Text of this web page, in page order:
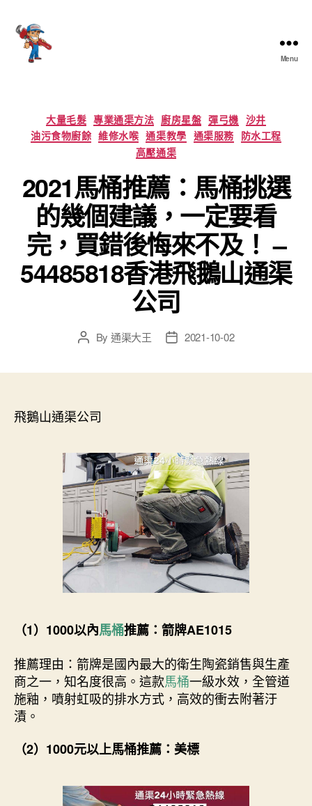
Menu
Categories
大量毛髮 專業通渠方法 廚房星盤 彈弓機 沙井
油污食物廚餘 維修水喉 通渠教學 通渠服務 防水工程
高壓通渠
2021馬桶推薦：馬桶挑選
的幾個建議，一定要看
完，買錯後悔來不及！ –
54485818香港飛鵝山通渠
公司
PostBy 通渠大王
Post2021-10-02
飛鵝山通渠公司
（1）1000以內馬桶推薦：箭牌AE1015
推薦理由：箭牌是國內最大的衛生陶瓷銷售與生產
商之一，知名度很高。這款馬桶一級水效，全管道
施釉，噴射虹吸的排水方式，高效的衝去附著汙
漬。
（2）1000元以上馬桶推薦：美標